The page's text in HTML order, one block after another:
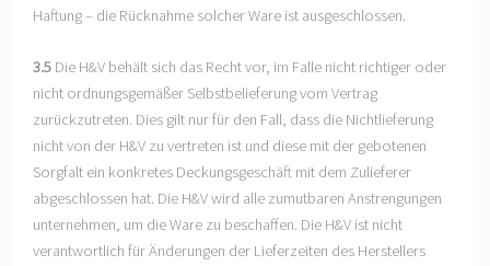
Haftung – die Rücknahme solcher Ware ist ausgeschlossen.
3.5 Die H&V behält sich das Recht vor, im Falle nicht richtiger oder
nicht ordnungsgemäßer Selbstbelieferung vom Vertrag
zurückzutreten. Dies gilt nur für den Fall, dass die Nichtlieferung
nicht von der H&V zu vertreten ist und diese mit der gebotenen
Sorgfalt ein konkretes Deckungsgeschäft mit dem Zulieferer
abgeschlossen hat. Die H&V wird alle zumutbaren Anstrengungen
unternehmen, um die Ware zu beschaffen. Die H&V ist nicht
verantwortlich für Änderungen der Lieferzeiten des Herstellers